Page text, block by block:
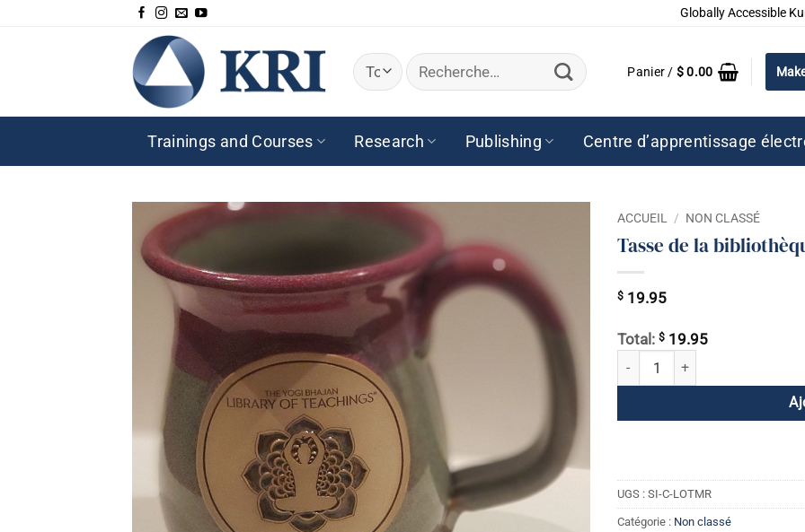
Globally Accessible
Recherche
pour :
Panier / $0.00
Trainings and Courses Research Publishing Centre d’apprentissage
ACCUEIL / NON CLASSÉ
Tasse de la
$ 19.95
Total: $ 19.95
quantité de Tasse de la
UGS : SI-C-LOTMR
Catégorie : Non classé